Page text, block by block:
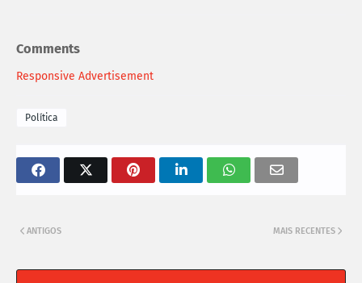
Comments
Responsive Advertisement
Política
MAIS RECENTES
ANTIGOS